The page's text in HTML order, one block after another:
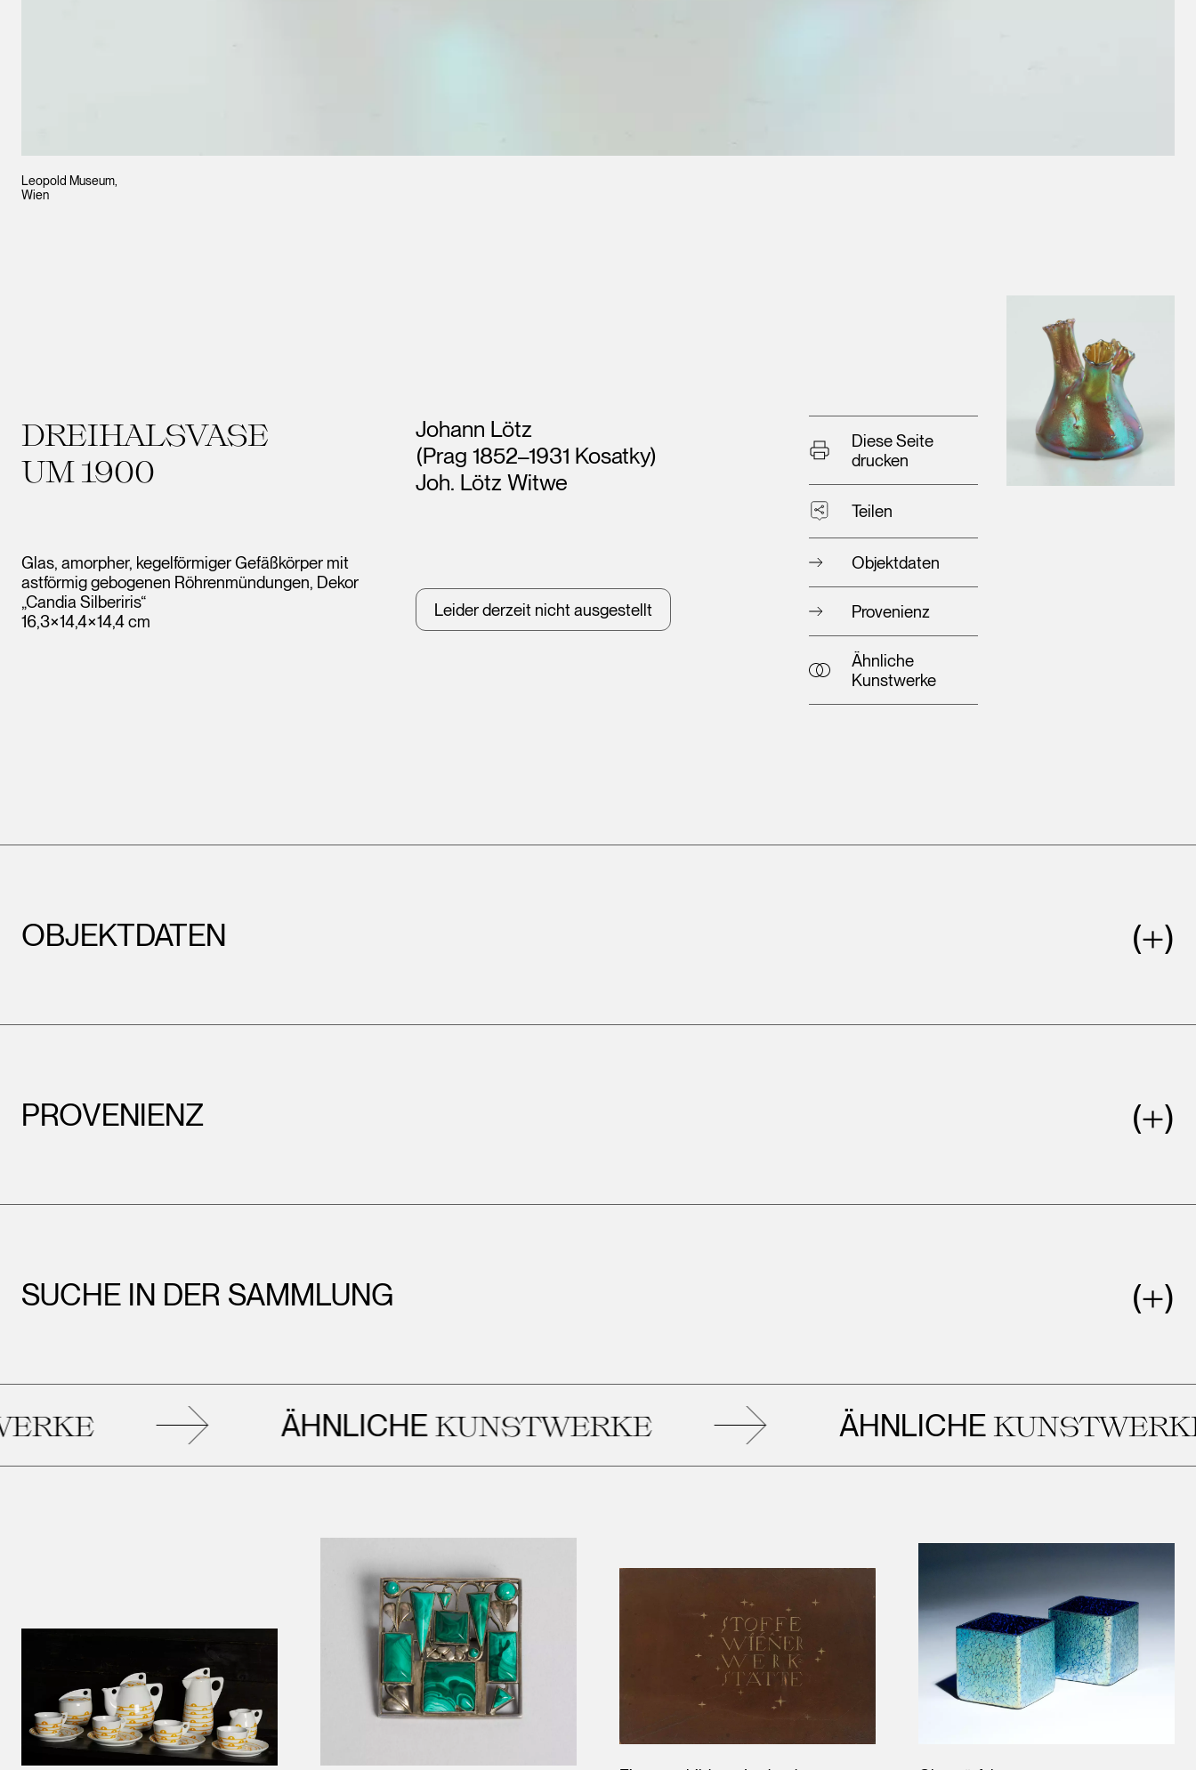
Leopold Museum,
Wien
DREIHALSVASE
UM 1900
Glas, amorpher, kegelförmiger Gefäßkörper mit
astförmig gebogenen Röhrenmündungen, Dekor
„Candia Silberiris“
16,3×14,4×14,4 cm
Künstler*innen
Johann Lötz
(Prag 1852–1931 Kosatky)
Joh. Lötz Witwe
Leider derzeit nicht ausgestellt
Diese Seite
drucken
Teilen
Objektdaten
Provenienz
Ähnliche
Kunstwerke
OBJEKTDATEN
PROVENIENZ
SUCHE IN DER SAMMLUNG
ÄHNLICHEKUNSTWERKE ÄHNLICHEKUNSTWERKE